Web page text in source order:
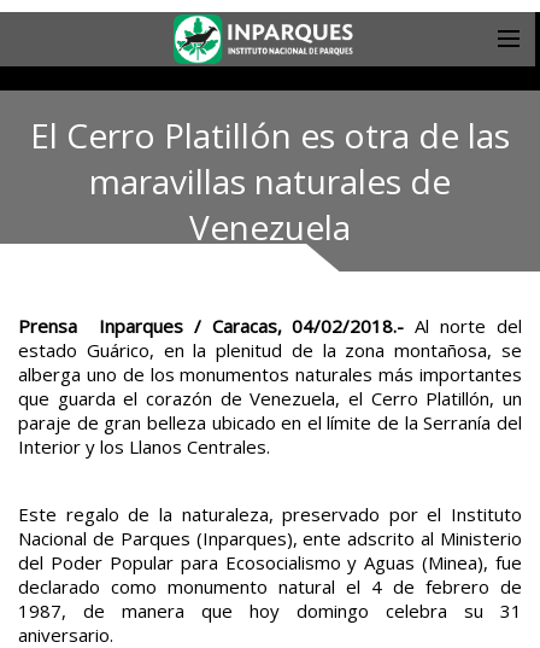
El Cerro Platillón es otra de las
maravillas naturales de
Venezuela
Prensa Inparques / Caracas, 04/02/2018.- Al norte del
estado Guárico, en la plenitud de la zona montañosa, se
alberga uno de los monumentos naturales más importantes
que guarda el corazón de Venezuela, el Cerro Platillón, un
paraje de gran belleza ubicado en el límite de la Serranía del
Interior y los Llanos Centrales.
Este regalo de la naturaleza, preservado por el Instituto
Nacional de Parques (Inparques), ente adscrito al Ministerio
del Poder Popular para Ecosocialismo y Aguas (Minea), fue
declarado como monumento natural el 4 de febrero de
1987, de manera que hoy domingo celebra su 31
aniversario.